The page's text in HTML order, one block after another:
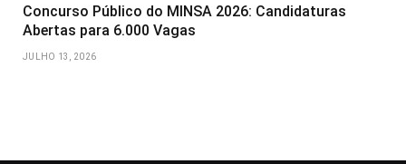
Concurso Público do MINSA 2026: Candidaturas
Abertas para 6.000 Vagas
JULHO 13, 2026